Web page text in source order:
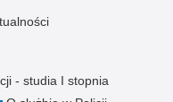
- studia I stopnia